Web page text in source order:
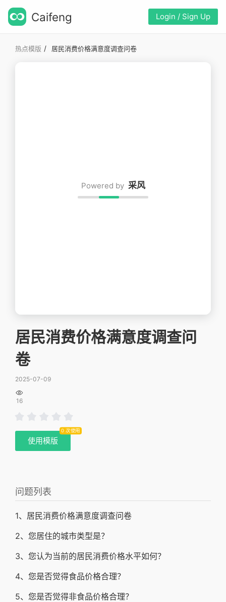
Caifeng Login / Sign Up
热点模版 / 居民消费价格满意度调查问卷
居民消费价格满意度调查问
卷
2025-07-09

16
使用模版
0 次使用
问题列表
1、居民消费价格满意度调查问卷
2、您居住的城市类型是？
3、您认为当前的居民消费价格水平如何？
4、您是否觉得食品价格合理？
5、您是否觉得非食品价格合理？